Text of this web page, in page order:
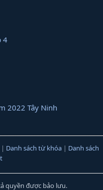
4
2022 Tây Ninh
| Danh sách từ khóa | Danh sách
quyền được bảo lưu.